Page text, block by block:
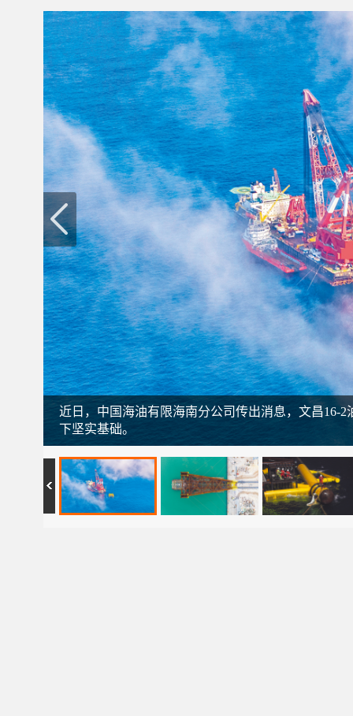
近日，中国海油有限海南分公司传出消息，文昌16-
下坚实基础。